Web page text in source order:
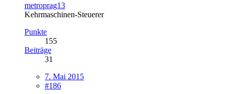
metroprag13
Kehrmaschinen-Steuerer
Punkte
155
Beiträge
31
7. Mai 2015
#186